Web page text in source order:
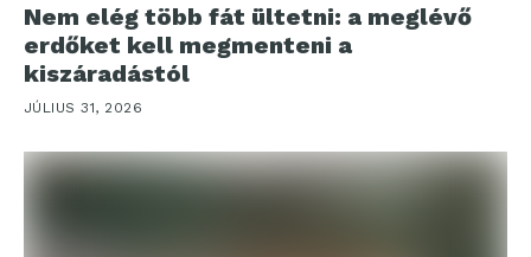
Nem elég több fát ültetni: a meglévő
erdőket kell megmenteni a
kiszáradástól
JÚLIUS 31, 2026